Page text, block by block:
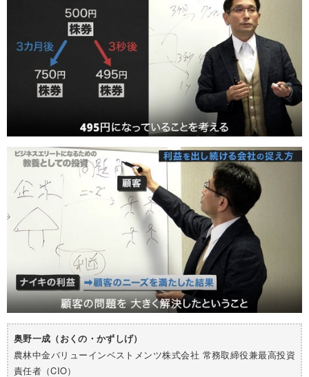
奥野一成（おくの・かずしげ）
農林中金バリューインベストメンツ株式会社 常務取締役兼最高投資
責任者（CIO）